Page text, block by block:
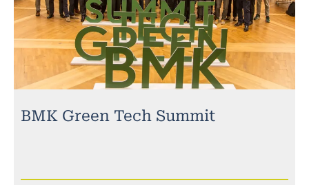
BMK Green Tech Summit